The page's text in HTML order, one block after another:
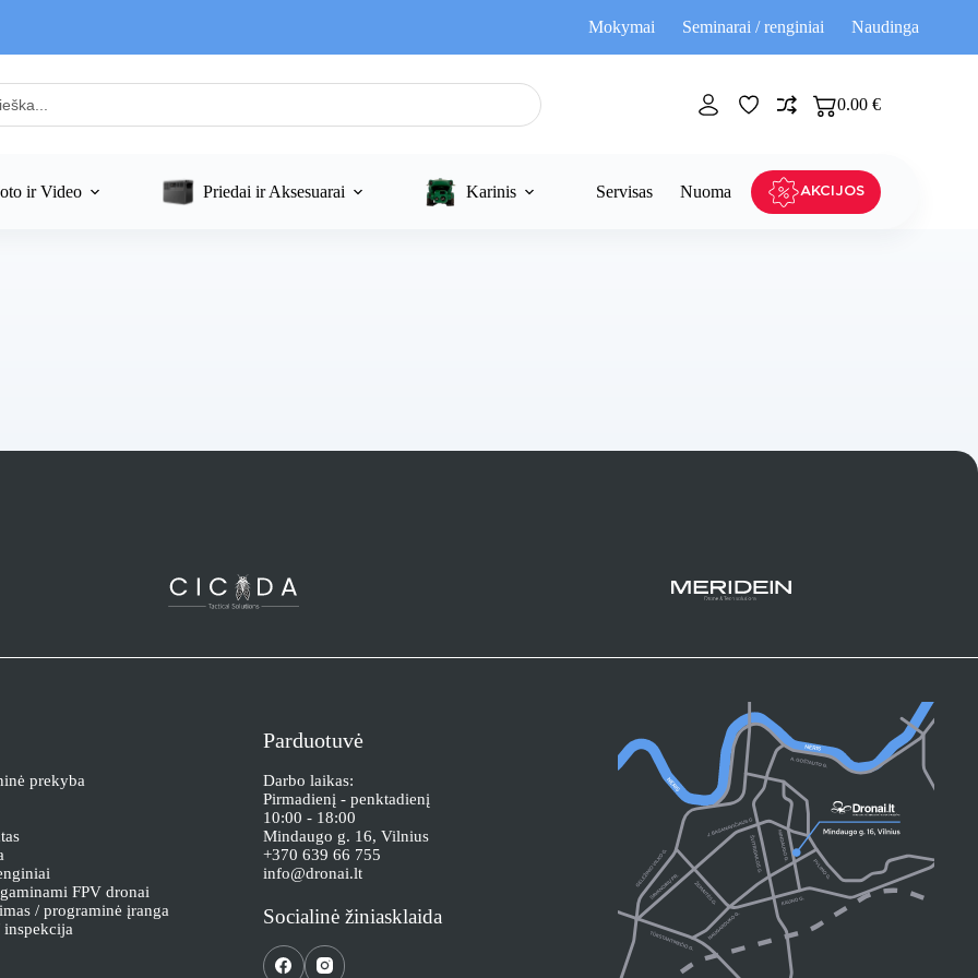
Mokymai Seminarai / renginiai Naudinga
Pirkinių
0.00€
ir Video Priedai ir Aksesuarai Karinis Servisas Nuoma AKCIJOS
prekyba
FPV dronai
/ programinė įranga
Parduotuvė
Darbo laikas:
Pirmadienį - penktadienį
10:00 - 18:00
Mindaugo g. 16, Vilnius
+370 639 66 755
info@dronai.lt
Socialinė žiniasklaida